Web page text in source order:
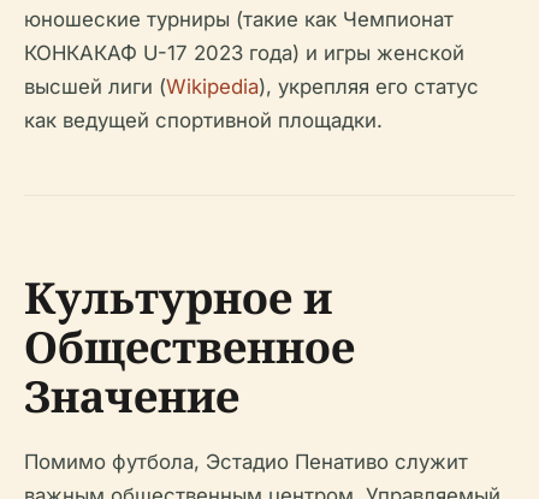
юношеские турниры (такие как Чемпионат
КОНКАКАФ U-17 2023 года) и игры женской
высшей лиги (Wikipedia), укрепляя его статус
как ведущей спортивной площадки.
Культурное и
Общественное
Значение
Помимо футбола, Эстадио Пенативо служит